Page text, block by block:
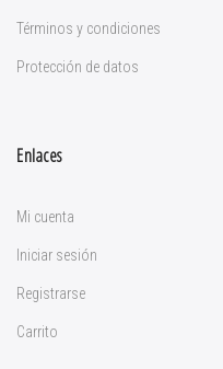
Términos y condiciones
Protección de datos
Enlaces
Mi cuenta
Iniciar sesión
Registrarse
Carrito